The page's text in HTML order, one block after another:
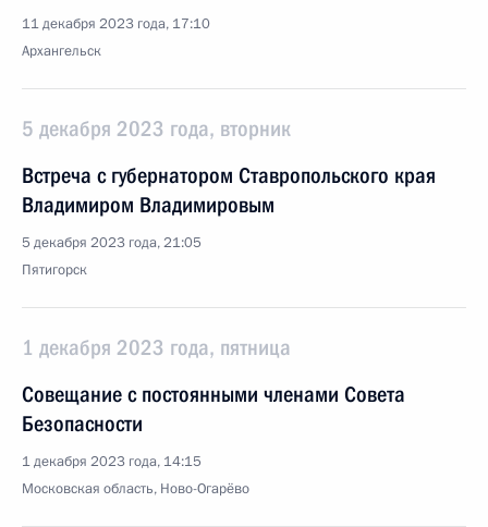
11 декабря 2023 года, 17:10
Архангельск
5 декабря 2023 года, вторник
Встреча с губернатором Ставропольского края
Владимиром Владимировым
5 декабря 2023 года, 21:05
Пятигорск
1 декабря 2023 года, пятница
Совещание с постоянными членами Совета
Безопасности
1 декабря 2023 года, 14:15
Московская область, Ново-Огарёво